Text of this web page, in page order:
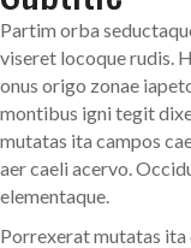
Partim orba
viseret locoque rudis.
onus origo zonae
montibus igni tegit
mutatas ita campos
aer caeli acervo.
elementaque.
Porrexerat mutatas ita